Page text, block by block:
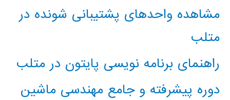
مشاهده واحدهای پشتیبانی شونده در
متلب
راهنمای برنامه نویسی پایتون در متلب
دوره پیشرفته و جامع مهندسی ماشین